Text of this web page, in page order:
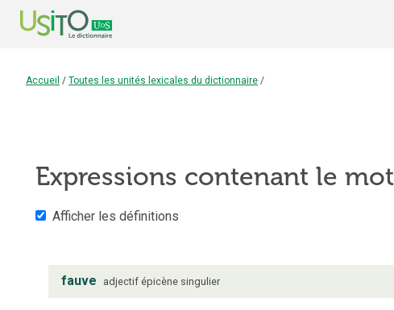
Accueil / Toutes les unités lexicales du dictionnaire /
Expressions contenant le mot
Afficher les définitions
fauve adjectif épicène singulier